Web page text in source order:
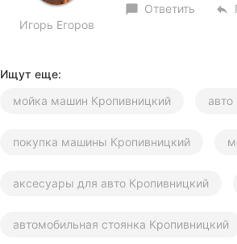
Игорь Егоров
chat_bubble Ответить reply
Ищут еще:
мойка машин Кропивницкий
покупка машины Кропивницкий
аксесуары для авто Кропивницкий
автомобильная стоянка Кропивницкий